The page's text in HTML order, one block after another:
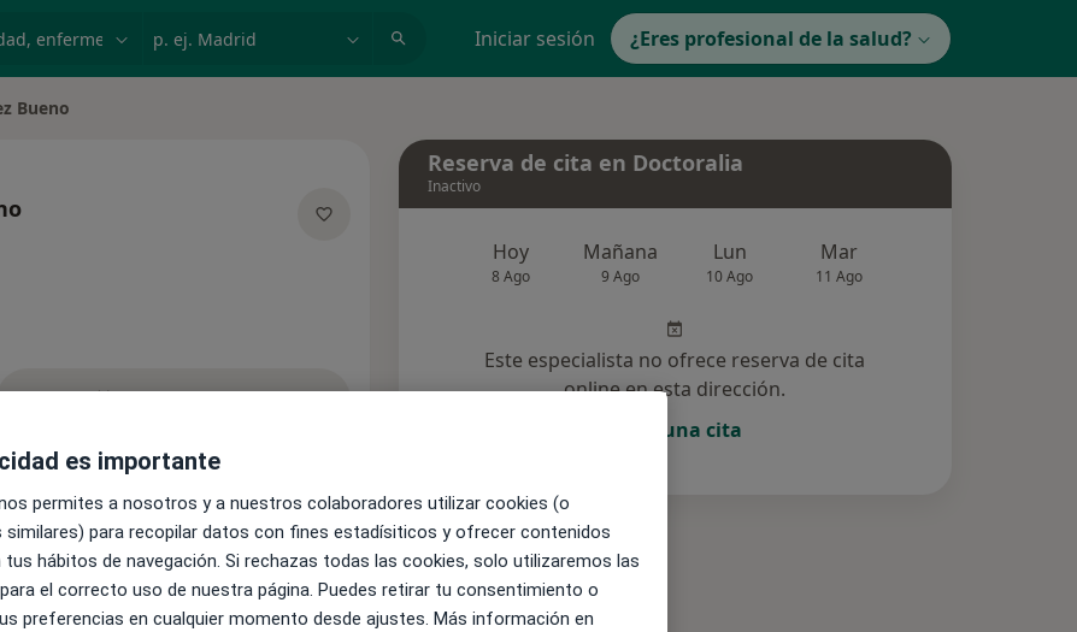
Iniciar sesión ¿Eres profesional de la salud?
Bueno
Pedir una cita
Reserva de cita en Doctoralia
Inactivo
Hoy
8 Ago
Mañana
9 Ago
Lun
10 Ago
Mar
11 Ago
Este especialista no ofrece reserva de cita
online en esta dirección.
Pedir una cita
es importante
permites a nosotros y a nuestros colaboradores utilizar cookies (o
similares) para recopilar datos con fines estadísiticos y ofrecer contenidos
tus hábitos de navegación. Si rechazas todas las cookies, solo utilizaremos las
el correcto uso de nuestra página. Puedes retirar tu consentimiento o
preferencias en cualquier momento desde ajustes. Más información en